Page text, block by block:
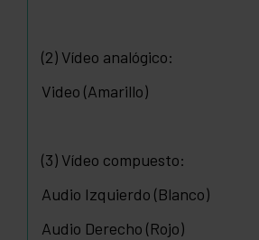
(2) Vídeo analógico:
Video (Amarillo)
(3) Vídeo compuesto:
Audio Izquierdo (Blanco)
Audio Derecho (Rojo)